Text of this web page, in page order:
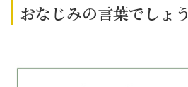
おなじみの言葉でしょう